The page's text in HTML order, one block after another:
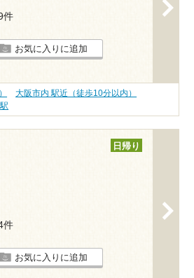
件
お気に入りに追加
大阪市内 駅近（徒歩10分以内）
日帰り
件
お気に入りに追加